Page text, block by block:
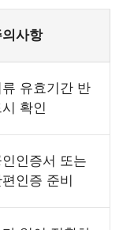
의사항
류 유효기간 반
확인
인인증서 또는
인증 준비